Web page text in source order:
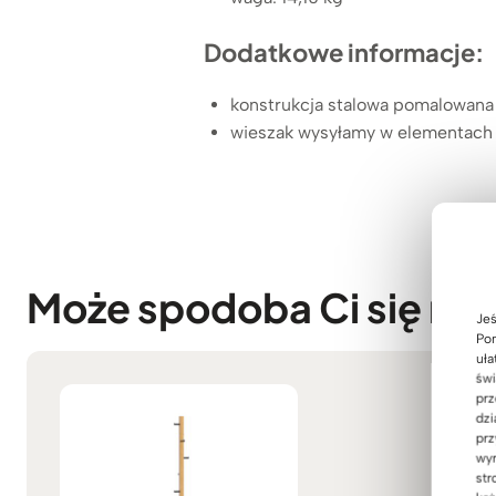
Dodatkowe informacje:
konstrukcja stalowa
wieszak wysyłamy w
Może spodoba Ci się